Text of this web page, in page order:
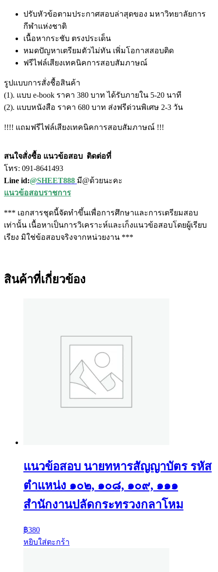
ปรับหัวข้อตามประกาศสอบล่าสุดของ มหาวิทยาลัยการ
กีฬาแห่งชาติ
เนื้อหากระชับ ตรงประเด็น
หมดปัญหาเตรียมตัวไม่ทัน เพิ่มโอกาสสอบติด
ฟรีไฟล์เสียงเทคนิคการสอบสัมภาษณ์
รูปแบบการสั่งชื้อสินค้า
(1). แบบ e-book ราคา 380 บาท ได้รับภายใน 5-20 นาที
(2). แบบหนังสือ ราคา 680 บาท ส่งฟรีด่วนพิเศษ 2-3 วัน
!!!! แถมฟรีไฟล์เสียงเทคนิคการสอบสัมภาษณ์ !!!
สนใจสั่งซื้อ แนวข้อสอบ ติดต่อที่
โทร: 091-8641493
Line id:@SHEET888 มี@ด้วยนะคะ
แนวข้อสอบราชการ
*** เอกสารชุดนี้จัดทำขึ้นเพื่อการศึกษาและการเตรียมสอบ
เท่านั้น เนื้อหาเป็นการวิเคราะห์และเก็งแนวข้อสอบโดยผู้เรียบ
เรียง มิใช่ข้อสอบจริงจากหน่วยงาน ***
สินค้าที่เกี่ยวข้อง
แนวข้อสอบ นายทหารสัญญาบัตร รหัส
ตำแหน่ง ๑๐๒, ๑๐๘, ๑๐๙, ๑๑๑
สำนักงานปลัดกระทรวงกลาโหม
฿380
หยิบใส่ตะกร้า